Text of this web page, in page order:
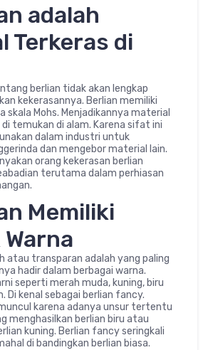
adalah
Terkeras di
berlian tidak akan lengkap
kekerasannya. Berlian memiliki
skala Mohs. Menjadikannya material
temukan di alam. Karena sifat ini
dalam industri untuk
dan mengebor material lain.
orang kekerasan berlian
terutama dalam perhiasan
Memiliki
atau transparan adalah yang paling
hadir dalam berbagai warna.
seperti merah muda, kuning, biru
Di kenal sebagai berlian fancy.
karena adanya unsur tertentu
menghasilkan berlian biru atau
kuning. Berlian fancy seringkali
di bandingkan berlian biasa.